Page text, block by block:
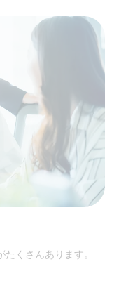
くさんあります。